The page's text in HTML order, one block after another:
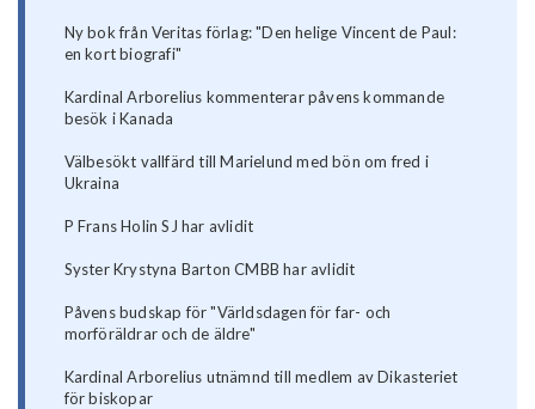
Ny bok från Veritas förlag: "Den helige Vincent de Paul:
en kort biografi"
Kardinal Arborelius kommenterar påvens kommande
besök i Kanada
Välbesökt vallfärd till Marielund med bön om fred i
Ukraina
P Frans Holin SJ har avlidit
Syster Krystyna Barton CMBB har avlidit
Påvens budskap för "Världsdagen för far- och
morföräldrar och de äldre"
Kardinal Arborelius utnämnd till medlem av Dikasteriet
för biskopar